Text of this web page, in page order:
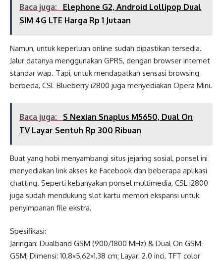
Baca juga:
Elephone G2, Android Lollipop Dual
SIM 4G LTE Harga Rp 1 Jutaan
Namun, untuk keperluan online sudah dipastikan tersedia.
Jalur datanya menggunakan GPRS, dengan browser internet
standar wap. Tapi, untuk mendapatkan sensasi browsing
berbeda, CSL Blueberry i2800 juga menyediakan Opera Mini.
Baca juga:
S Nexian Snaplus M5650, Dual On
TV Layar Sentuh Rp 300 Ribuan
Buat yang hobi menyambangi situs jejaring sosial, ponsel ini
menyediakan link akses ke Facebook dan beberapa aplikasi
chatting. Seperti kebanyakan ponsel multimedia, CSL i2800
juga sudah mendukung slot kartu memori ekspansi untuk
penyimpanan file ekstra.
Spesifikasi:
Jaringan: Dualband GSM (900/1800 MHz) & Dual On GSM-
GSM; Dimensi: 10,8×5,62×1,38 cm; Layar: 2.0 inci, TFT color